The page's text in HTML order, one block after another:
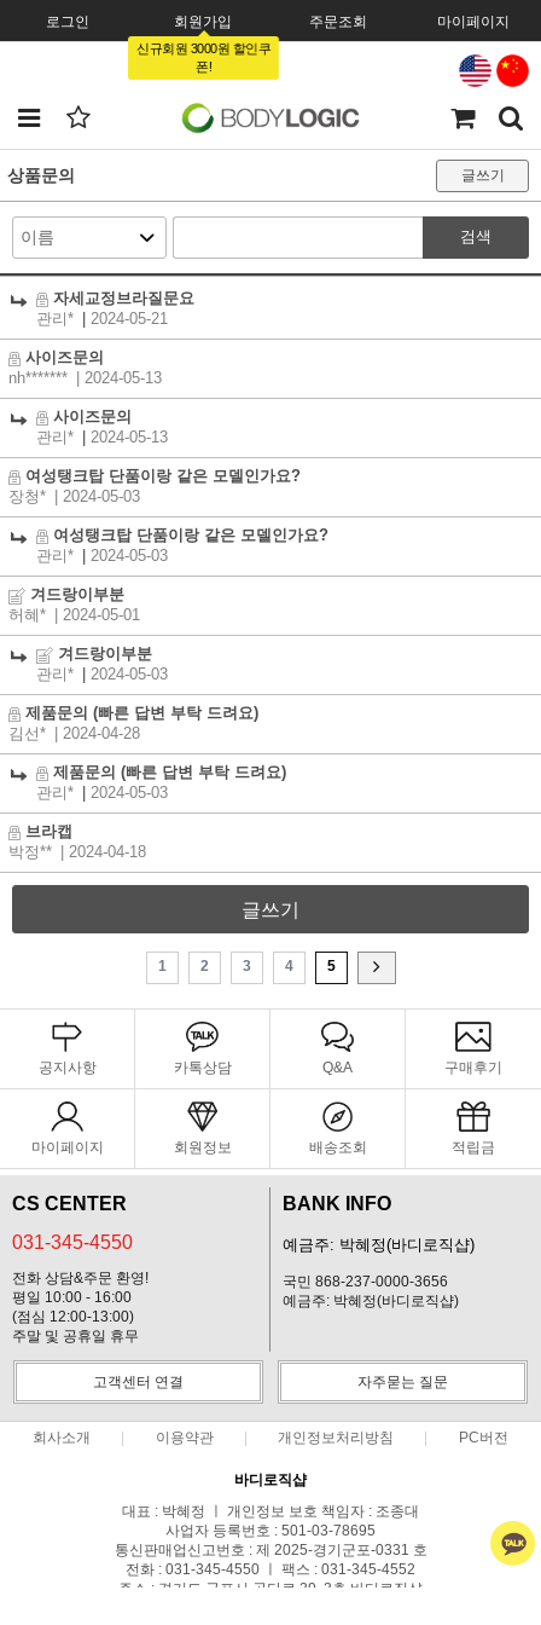
로그인 회원가입
신규회원 3000원 할인쿠
폰!
주문조회 마이페이지
상품문의 글쓰기
검색
자세교정브라질문요
관리*
2024-05-21
사이즈문의
nh*******
| 2024-05-13
사이즈문의
관리*
2024-05-13
여성탱크탑 단품이랑 같은 모델인가요?
장청*
| 2024-05-03
여성탱크탑 단품이랑 같은 모델인가요?
관리*
2024-05-03
겨드랑이부분
허혜*
| 2024-05-01
겨드랑이부분
관리*
2024-05-03
제품문의 (빠른 답변 부탁 드려요)
김선*
| 2024-04-28
제품문의 (빠른 답변 부탁 드려요)
관리*
2024-05-03
브라캡
박정**
| 2024-04-18
글쓰기
1 2 3 4 5
공지사항 카톡상담 Q&A 구매후기
마이페이지 회원정보 배송조회 적립금
CS CENTER
031-345-4550
전화 상담&주문 환영!
평일 10:00 - 16:00
(점심 12:00-13:00)
주말 및 공휴일 휴무
BANK INFO
예금주: 박혜정(바디로직샵)
국민 868-237-0000-3656
예금주: 박혜정(바디로직샵)
고객센터 연결 자주묻는 질문
회사소개 이용약관 개인정보처리방침 PC버전
바디로직샵
대표 : 박혜정 ㅣ 개인정보 보호 책임자 : 조종대
사업자 등록번호 : 501-03-78695
통신판매업신고번호 : 제 2025-경기군포-0331 호
전화 : 031-345-4550 ㅣ 팩스 : 031-345-4552
주소 : 경기도 군포시 공단로 39, 3층 바디로직샵